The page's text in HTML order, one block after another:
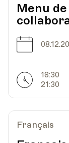
Date
Av. de
Menu
Date
Horarires
18:30
21:30
Français